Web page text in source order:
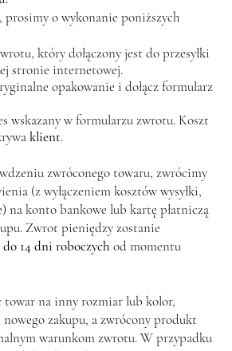
o wykonanie poniższych
który dołączony jest do przesyłki
stronie internetowej.
opakowanie i dołącz formularz
wskazany w formularzu zwrotu. Koszt
klient.
zwróconego towaru, zwrócimy
(z wyłączeniem kosztów wysyłki,
na konto bankowe lub kartę płatniczą
Zwrot pieniędzy zostanie
do 14 dni roboczych od momentu
towar na inny rozmiar lub kolor,
zakupu, a zwrócony produkt
warunkom zwrotu. W przypadku